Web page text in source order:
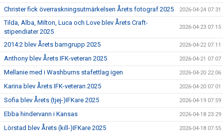
Christer fick överraskningsutmärkelsen Årets fotograf 2025 2026-04-24 07:31
Tilda, Alba, Milton, Luca och Love blev Årets Craft-
stipendiater 2025
2026-04-23 07:15
2014:2 blev Årets barngrupp 2025 2026-04-22 07:11
Anthony blev Årets IFK-veteran 2025 2026-04-21 07:07
Mellanie med i Washburns stafettlag igen 2026-04-20 22:06
Karina blev Årets IFK-veteran 2025 2026-04-20 07:01
Sofia blev Årets (tjej-)IFKare 2025 2026-04-19 07:59
Ebba hindervann i Kansas 2026-04-18 23:29
Lörstad blev Årets (kill-)IFKare 2025 2026-04-18 07:55